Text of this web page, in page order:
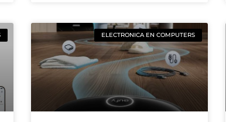
ELECTRONICA EN COMPUTERS